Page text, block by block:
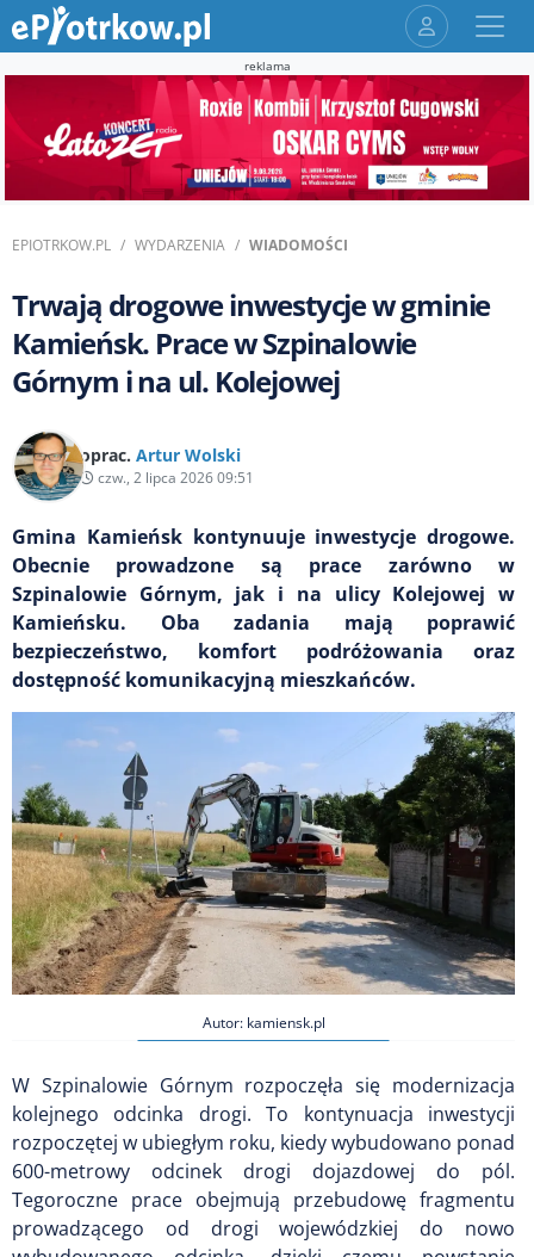
reklama
EPIOTRKOW.PL WYDARZENIA WIADOMOŚCI
Trwają drogowe inwestycje w gminie
Kamieńsk. Prace w Szpinalowie
Górnym i na ul. Kolejowej
oprac. Artur Wolski
czw., 2 lipca 2026 09:51
Gmina Kamieńsk kontynuuje inwestycje drogowe.
Obecnie prowadzone są prace zarówno w
Szpinalowie Górnym, jak i na ulicy Kolejowej w
Kamieńsku. Oba zadania mają poprawić
bezpieczeństwo, komfort podróżowania oraz
dostępność komunikacyjną mieszkańców.
Autor: kamiensk.pl
W Szpinalowie Górnym rozpoczęła się modernizacja
kolejnego odcinka drogi. To kontynuacja inwestycji
rozpoczętej w ubiegłym roku, kiedy wybudowano ponad
600-metrowy odcinek drogi dojazdowej do pól.
Tegoroczne prace obejmują przebudowę fragmentu
prowadzącego od drogi wojewódzkiej do nowo